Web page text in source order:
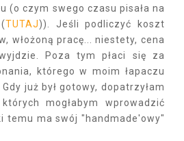
(o czym swego czasu pisała na
TUTAJ)). Jeśli podliczyć koszt
włożoną pracę... niestety, cena
Poza tym płaci się za
którego w moim łapaczu
już był gotowy, dopatrzyłam
mogłabym wprowadzić
temu ma swój "handmade'owy"